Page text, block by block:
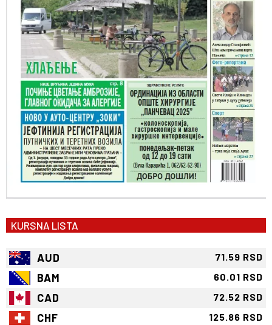
KURSNA LISTA
AUD 71.59 RSD
BAM 60.01 RSD
CAD 72.52 RSD
CHF 125.86 RSD